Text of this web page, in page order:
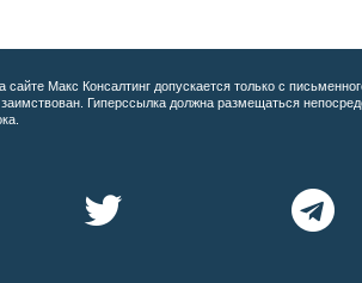
сайте Макс Консалтинг допускается только с
Гиперссылка должна размещаться